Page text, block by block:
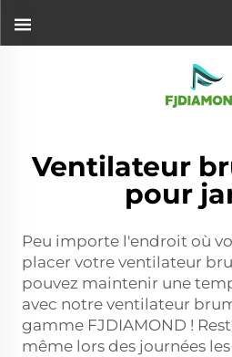
Ventilateur
pour
Peu importe l'endroit où
placer votre ventilateur
pouvez maintenir une
avec notre ventilateur
gamme FJDIAMOND !
même lors des journées